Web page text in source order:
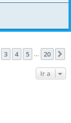
de 20
3 4 5 20
Ir a